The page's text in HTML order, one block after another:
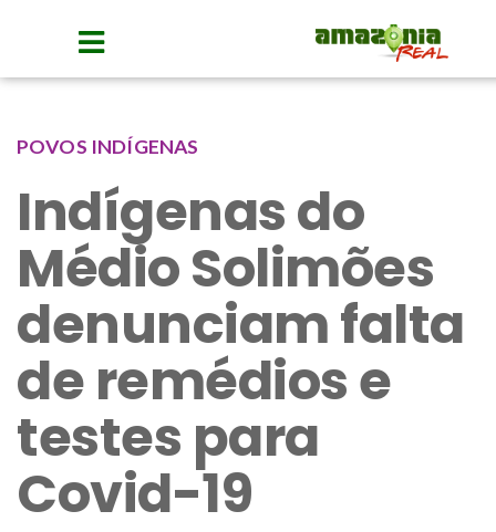
POVOS INDÍGENAS
Indígenas do
Médio Solimões
denunciam falta
de remédios e
testes para
Covid-19